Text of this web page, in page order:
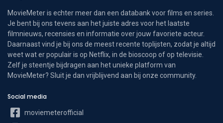
MovieMeter is echter meer dan een databank voor films en series.
Je bent bij ons tevens aan het juiste adres voor het laatste
filmnieuws, recensies en informatie over jouw favoriete acteur.
Daarnaast vind je bij ons de meest recente toplijsten, zodat je altijd
weet wat er populair is op Netflix, in de bioscoop of op televisie.
Zelf je steentje bijdragen aan het unieke platform van
MovieMeter? Sluit je dan vrijblijvend aan bij onze community.
Social media
moviemeterofficial